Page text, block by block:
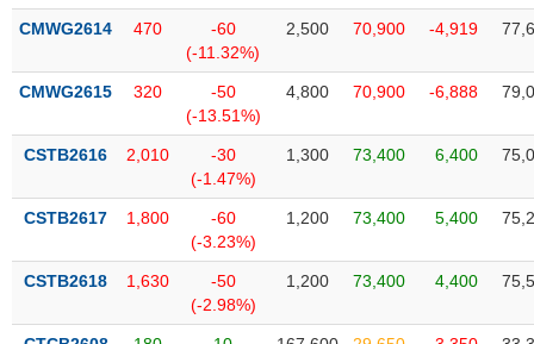
CMWG2614 470
-60
(-11.32%)
2,500 70,900 -4,919
CMWG2615 320
-50
(-13.51%)
4,800 70,900 -6,888
CSTB2616 2,010
-30
(-1.47%)
1,300 73,400 6,400
CSTB2617 1,800
-60
(-3.23%)
1,200 73,400 5,400
CSTB2618 1,630
-50
(-2.98%)
1,200 73,400 4,400
phân
tích
Thuật
ngữ
vụ